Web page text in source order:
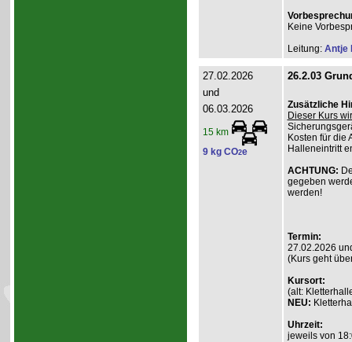
Keine
Leitung: Antje
27.02.2026
und
06.03.2026
15 km
9 kg CO2e
26.2.03
Zusätzliche
Dieser Kurs
Kosten für die
Halleneintritt
ACHTUNG:
gegeben
werden!
Termin:
27.02.2026
(Kurs geht
Kursort:
(alt:
NEU:
Uhrzeit:
jeweils von